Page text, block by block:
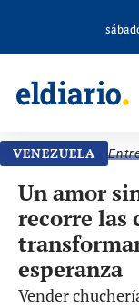
VENEZUELA
Un amor
recorre las
esperanza
Vender